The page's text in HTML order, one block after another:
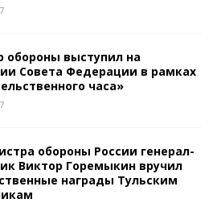
обороны выступил на
Совета Федерации в рамках
часа»
обороны России генерал-
Виктор Горемыкин вручил
награды Тульским